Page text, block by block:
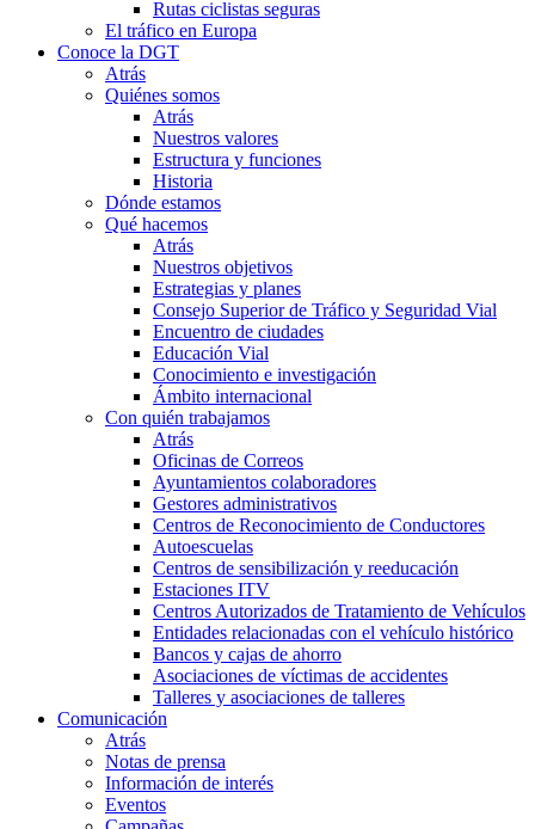
Rutas ciclistas seguras
El tráfico en Europa
Conoce la DGT
Atrás
Quiénes somos
Atrás
Nuestros valores
Estructura y funciones
Historia
Dónde estamos
Qué hacemos
Atrás
Nuestros objetivos
Estrategias y planes
Consejo Superior de Tráfico y Seguridad Vial
Encuentro de ciudades
Educación Vial
Conocimiento e investigación
Ámbito internacional
Con quién trabajamos
Atrás
Oficinas de Correos
Ayuntamientos colaboradores
Gestores administrativos
Centros de Reconocimiento de Conductores
Autoescuelas
Centros de sensibilización y reeducación
Estaciones ITV
Centros Autorizados de Tratamiento de Vehículos
Entidades relacionadas con el vehículo histórico
Bancos y cajas de ahorro
Asociaciones de víctimas de accidentes
Talleres y asociaciones de talleres
Comunicación
Atrás
Notas de prensa
Información de interés
Eventos